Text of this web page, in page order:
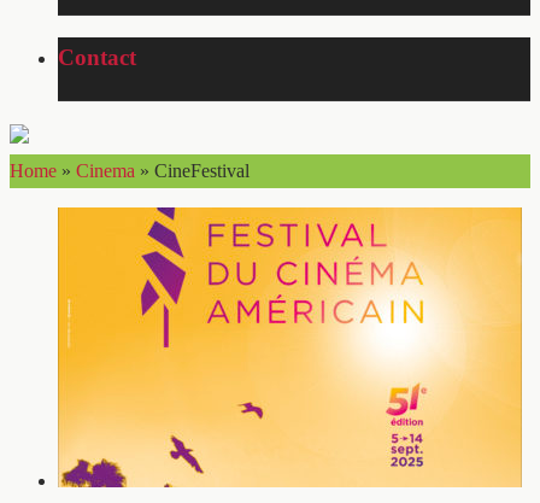
Contact
Home » Cinema » CineFestival